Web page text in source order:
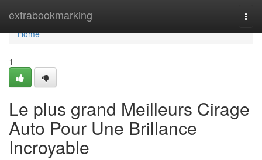
extrabookmarking
Home
Home
1
Le plus grand Meilleurs Cirage
Auto Pour Une Brillance
Incroyable